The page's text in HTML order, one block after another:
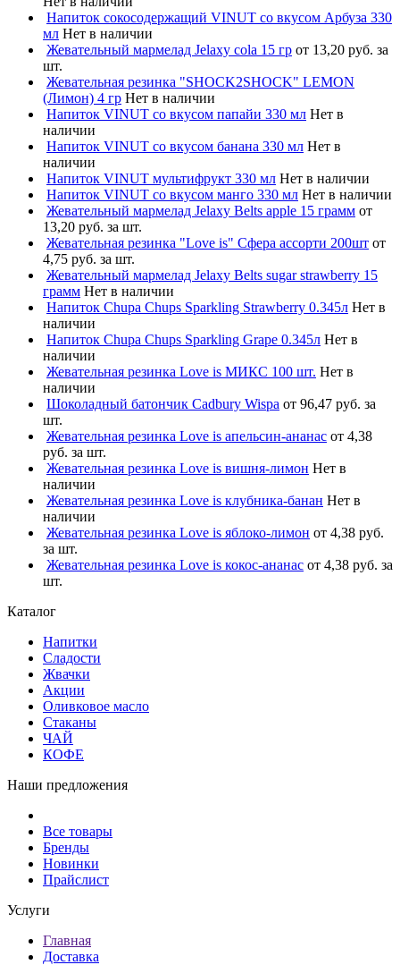
Напиток сокосодержащий VINUT со вкусом Арбуза 330
мл Нет в наличии
Жевательный мармелад Jelaxy cola 15 гр от 13,20 руб. за
шт.
Жевательная резинка "SHOCK2SHOCK" LEMON
(Лимон) 4 гр Нет в наличии
Напиток VINUT со вкусом папайи 330 мл Нет в
наличии
Напиток VINUT со вкусом банана 330 мл Нет в
наличии
Напиток VINUT мультифрукт 330 мл Нет в наличии
Напиток VINUT со вкусом манго 330 мл Нет в наличии
Жевательный мармелад Jelaxy Belts apple 15 грамм от
13,20 руб. за шт.
Жевательная резинка "Love is" Сфера ассорти 200шт от
4,75 руб. за шт.
Жевательный мармелад Jelaxy Belts sugar strawberry 15
грамм Нет в наличии
Напиток Chupa Chups Sparkling Strawberry 0.345л Нет в
наличии
Напиток Chupa Chups Sparkling Grape 0.345л Нет в
наличии
Жевательная резинка Love is МИКС 100 шт. Нет в
наличии
Шоколадный батончик Cadbury Wispa от 96,47 руб. за
шт.
Жевательная резинка Love is апельсин-ананас от 4,38
руб. за шт.
Жевательная резинка Love is вишня-лимон Нет в
наличии
Жевательная резинка Love is клубника-банан Нет в
наличии
Жевательная резинка Love is яблоко-лимон от 4,38 руб.
за шт.
Жевательная резинка Love is кокос-ананас от 4,38 руб. за
шт.
Каталог
Напитки
Сладости
Жвачки
Акции
Оливковое масло
Стаканы
ЧАЙ
КОФЕ
Наши предложения
Все товары
Бренды
Новинки
Прайслист
Услуги
Главная
Доставка